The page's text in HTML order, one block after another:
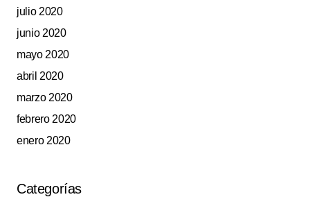
julio 2020
junio 2020
mayo 2020
abril 2020
marzo 2020
febrero 2020
enero 2020
Categorías